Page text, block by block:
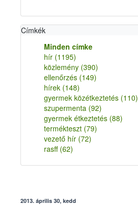
Címkék
Minden címke
hír (1195)
közlemény (390)
ellenőrzés (149)
hírek (148)
gyermek közétkeztetés (110)
szupermenta (92)
gyermek étkeztetés (88)
termékteszt (79)
vezető hír (72)
rasff (62)
2013. április 30, kedd